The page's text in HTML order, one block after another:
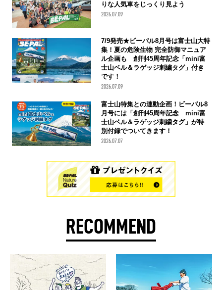
りな人気車をじっくり見よう
2026.07.09
7/9発売★ビーパル8月号は富士山大特
集！夏の危険生物 完全防御マニュア
ル企画も 創刊45周年記念「mini富
士山ベル＆ラゲッジ刺繍タグ」付き
です！
2026.07.09
富士山特集との連動企画！ビーパル8
月号には「創刊45周年記念 mini富
士山ベル＆ラゲッジ刺繍タグ」が特
別付録でついてきます！
2026.07.07
RECOMMEND